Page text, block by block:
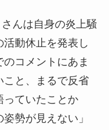
んは自身の炎上騒
動休止を発表し
コメントにあま
こと、まるで反省
っていたことか
勢が見えない」